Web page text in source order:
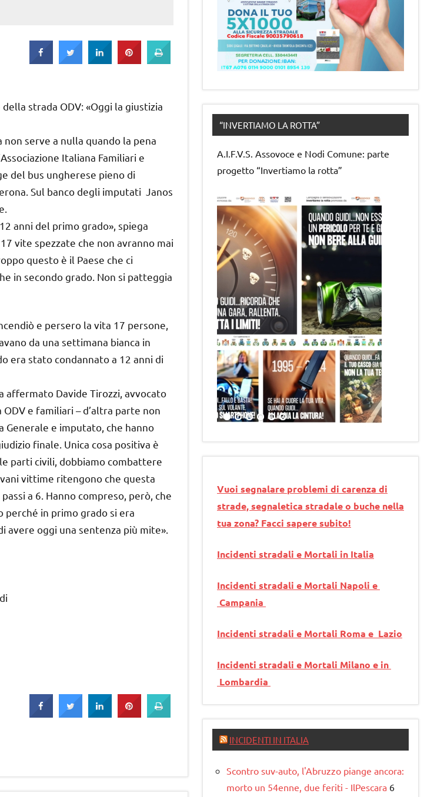
strada ODV: «Oggi la giustizia
serve a nulla quando la pena
Italiana Familiari e
del bus ungherese pieno di
Sul banco degli imputati Janos
anni del primo grado», spiega
vite spezzate che non avranno mai
questo è il Paese che ci
in secondo grado. Non si patteggia
e persero la vita 17 persone,
da una settimana bianca in
era stato condannato a 12 anni di
affermato Davide Tirozzi, avvocato
e familiari – d’altra parte non
Generale e imputato, che hanno
finale. Unica cosa positiva è
parti civili, dobbiamo combattere
vittime ritengono che questa
a 6. Hanno compreso, però, che
perché in primo grado si era
avere oggi una sentenza più mite».
“INVERTIAMO LA ROTTA”
A.I.F.V.S. Assovoce e Nodi Comune: parte
progetto “Invertiamo la rotta”
Vuoi segnalare problemi di carenza di
strade, segnaletica stradale o buche nella
tua zona? Facci sapere subito!
Incidenti stradali e Mortali in Italia
Incidenti stradali e Mortali Napoli e
Campania
Incidenti stradali e Mortali Roma e Lazio
Incidenti stradali e Mortali Milano e in
Lombardia
INCIDENTI IN ITALIA
Scontro suv-auto, l'Abruzzo piange ancora:
morto un 54enne, due feriti - IlPescara 6